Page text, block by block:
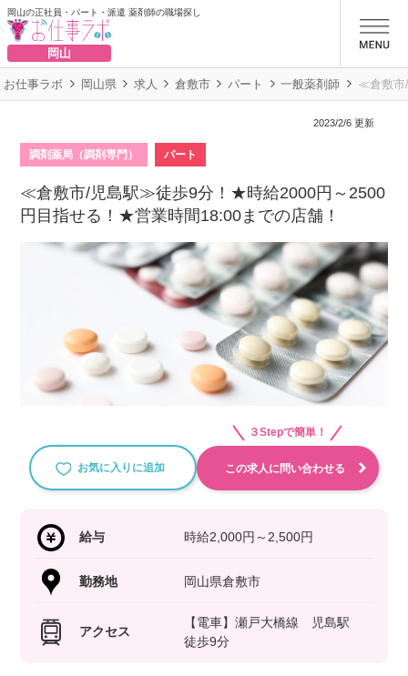
岡山の正社員・パート・派遣 薬剤師の職場探し
岡山
お仕事ラボ 岡山県 求人 倉敷市 パート 一般薬剤師 ≪倉敷市
2023/2/6 更新
調剤薬局（調剤専門） パート
≪倉敷市/児島駅≫徒歩9分！★時給2000円～2500
円目指せる！★営業時間18:00までの店舗！
お気に入りに追加
３Stepで簡単！
この求人に問い合わせる
給与 時給2,000円～2,500円
勤務地 岡山県倉敷市
アクセス
【電車】瀬戸大橋線 児島駅
徒歩9分